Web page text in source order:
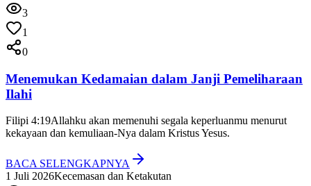
3
1
0
Menemukan Kedamaian dalam Janji Pemeliharaan
Ilahi
Filipi 4:19Allahku akan memenuhi segala keperluanmu menurut
kekayaan dan kemuliaan-Nya dalam Kristus Yesus.
BACA SELENGKAPNYA
1 Juli 2026Kecemasan dan Ketakutan